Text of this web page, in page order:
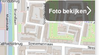
Foto bekijken